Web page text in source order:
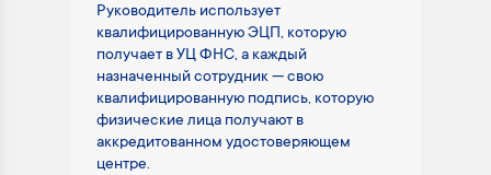
Руководитель использует
квалифицированную ЭЦП, которую
получает в УЦ ФНС, а каждый
назначенный сотрудник — свою
квалифицированную подпись, которую
физические лица получают в
аккредитованном удостоверяющем
центре.